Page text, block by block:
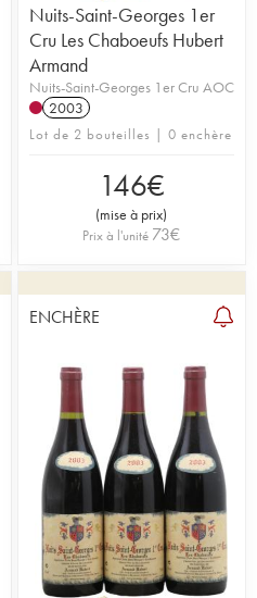
Nuits-Saint-Georges 1er
Cru Les Chaboeufs Hubert
Armand
Nuits-Saint-Georges 1er Cru AOC
2003
Lot de 2 bouteilles | 0 enchère
146€
(mise à prix)
Prix à l'unité 73€
ENCHÈRE